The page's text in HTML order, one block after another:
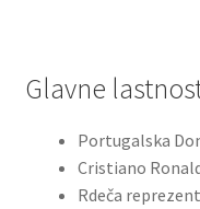
Glavne
Portugalska
Cristiano
Rdeča